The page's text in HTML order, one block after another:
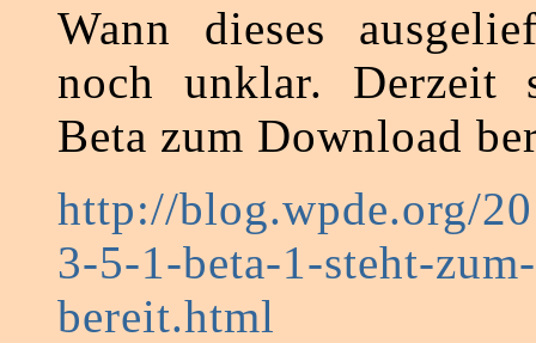
Wann dieses
noch unklar. Derzeit
Beta zum Download
http://blog.wpde.org/
3-5-1-beta-1-steht-
bereit.html